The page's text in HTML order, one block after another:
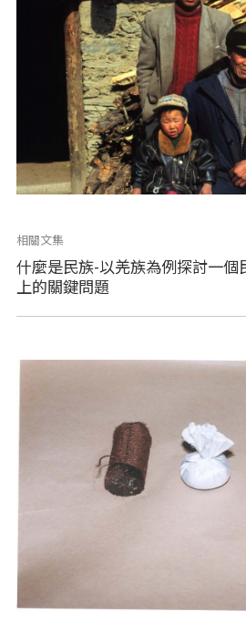
相關文集
什麼是民族-以羌族為例探討一個
上的關鍵問題